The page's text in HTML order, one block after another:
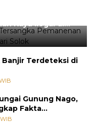
Kayu Ilegal di
Solok
Banjir Terdeteksi di
Gunung Nago,
Fakta